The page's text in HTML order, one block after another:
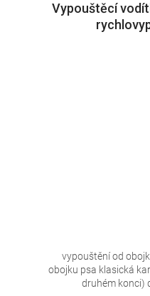
Vypouštěcí
vypouštění od
obojku psa klasická
druhém konci)